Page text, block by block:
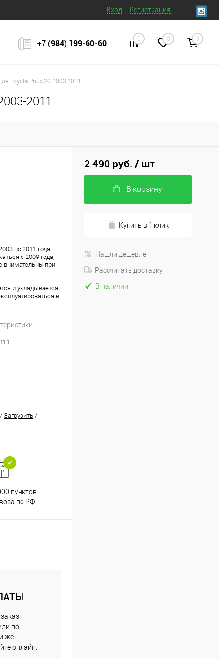
Вход Регистрация
+7 (984) 199‒60‒60 0 0 0
Toyota Prius 20 2003-2011
2011
по 2011 года
с 2009 года,
внимательны при
и укладывается
в
Загрузить /
пунктов
по РФ
по
же
онлайн.
2 490 руб. / шт
В корзину
Купить в 1 клик
Нашли дешевле
Рассчитать доставку
В наличии